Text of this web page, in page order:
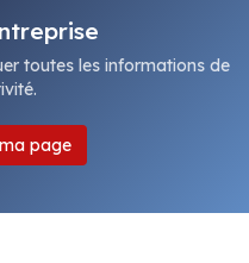
toutes les informations de
page